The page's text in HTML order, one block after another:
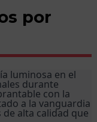
por
luminosa en el
durante
con la
a la vanguardia
alta calidad que